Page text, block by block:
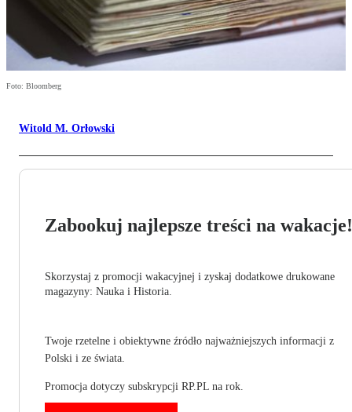
Foto: Bloomberg
Witold M. Orłowski
Zabookuj najlepsze treści na wakacje!
Skorzystaj z promocji wakacyjnej i zyskaj dodatkowe drukowane
magazyny: Nauka i Historia.
Twoje rzetelne i obiektywne źródło najważniejszych informacji z
Polski i ze świata.
Promocja dotyczy subskrypcji RP.PL na rok.